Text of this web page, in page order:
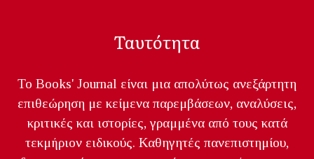
Ταυτότητα
Το Books' Journal είναι μια απολύτως ανεξάρτητη
επιθεώρηση με κείμενα παρεμβάσεων, αναλύσεις,
κριτικές και ιστορίες, γραμμένα από τους κατά
τεκμήριον ειδικούς. Καθηγητές πανεπιστημίου,